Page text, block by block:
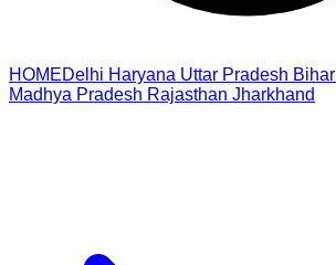
HOMEDelhi Haryana Uttar Pradesh Bihar
Madhya Pradesh Rajasthan Jharkhand